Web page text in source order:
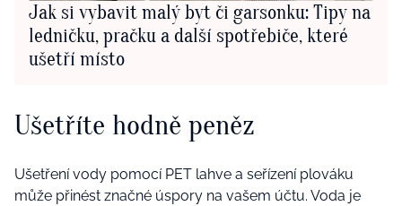
Jak si vybavit malý byt či garsonku: Tipy na
ledničku, pračku a další spotřebiče, které
ušetří místo
Ušetříte hodně peněz
Ušetření vody pomocí PET lahve a seřízení plováku
může přinést značné úspory na vašem účtu. Voda je